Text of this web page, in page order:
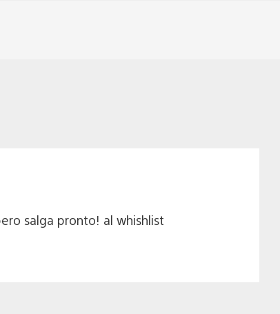
salga pronto! al whishlist